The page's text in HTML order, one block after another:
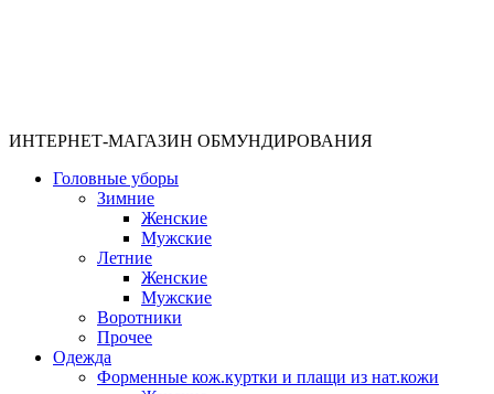
ИНТЕРНЕТ-МАГАЗИН ОБМУНДИРОВАНИЯ
Головные уборы
Зимние
Женские
Мужские
Летние
Женские
Мужские
Воротники
Прочее
Одежда
Форменные кож.куртки и плащи из нат.кожи